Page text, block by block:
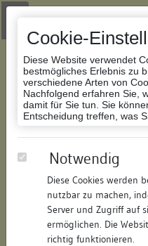
Cookie-
Diese Website verwendet
bestmögliches Erlebnis zu
verschiedene Arten von
Nachfolgend erfahren Sie,
damit für Sie tun. Sie
Entscheidung treffen, was
Notwendig
Diese Cookies werden
nutzbar zu machen,
Server und Zugriff auf
ermöglichen. Die
richtig funktionieren.
Zur Navigation springen
Zum Inhalt der Website springen
Datenbank
113846298010/
Datenbestand: